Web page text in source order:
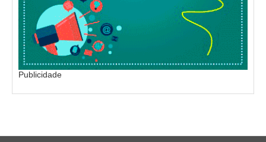
Publicidade